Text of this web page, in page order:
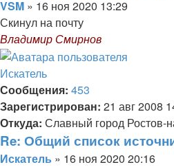
VSM
Цитата
Сообщение
VSM » 16 ноя 2020 13:29
Скинул на почту
Владимир Смирнов
Вернуться
к
началу
Искатель
Сообщения: 453
Зарегистрирован: 21 авг 2008
Откуда: Славный город Ростов-
Re: Общий список
Цитата
Сообщение
Искатель » 16 ноя 2020 20:16